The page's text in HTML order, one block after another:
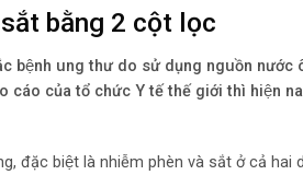
bằng 2 cột lọc
bệnh ung thư do sử dụng nguồn nước
của tổ chức Y tế thế giới thì hiện
đặc biệt là nhiễm phèn và sắt ở cả hai